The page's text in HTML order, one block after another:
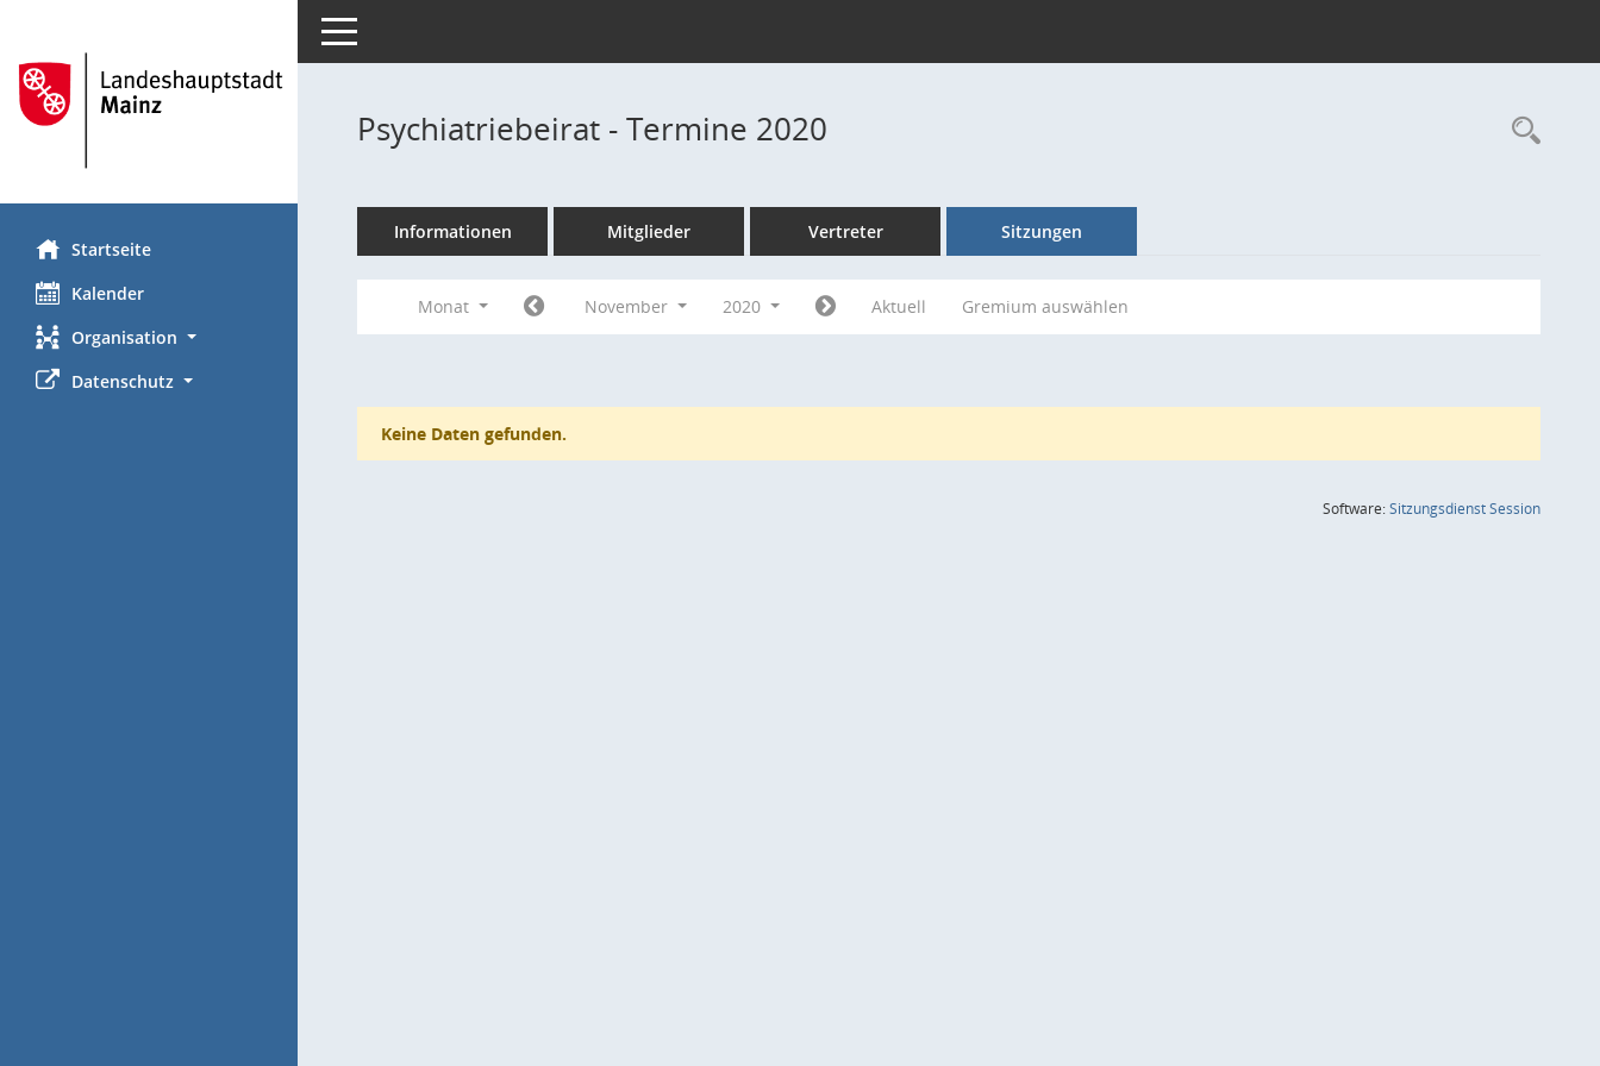
Startseite
Kalender
Organisation
Datenschutz
Toggle navigation
Psychiatriebeirat - Termine 2020
Informationen Mitglieder Vertreter Sitzungen
Monat November 2020 Aktuell Gremium auswählen
Keine Daten gefunden.
Software:SitzungsdienstSession(Wird in